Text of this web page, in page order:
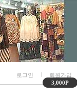
로그인
회원가입
3,000P